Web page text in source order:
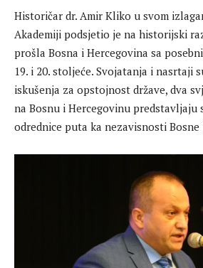
Historičar dr. Amir Kliko u svom
Akademiji podsjetio je na historijski
prošla Bosna i Hercegovina sa
19. i 20. stoljeće. Svojatanja i nasrtaji
iskušenja za opstojnost države, dva
na Bosnu i Hercegovinu predstavljaju
odrednice puta ka nezavisnosti Bosne